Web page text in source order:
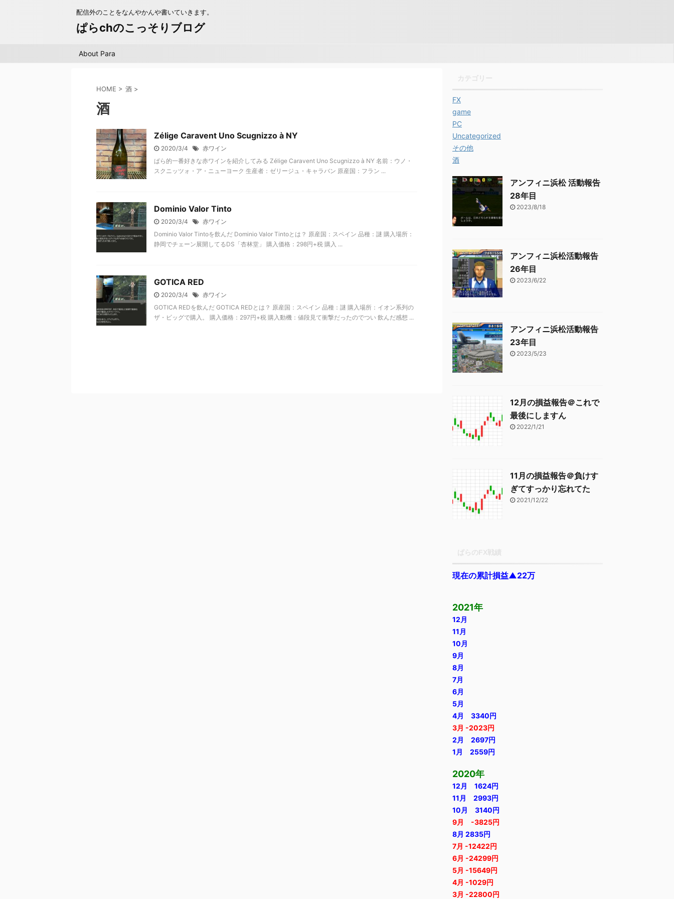
配信外のことをなんやかんや書いていきます。
ぱらchのこっそりブログ
About Para
HOME > 酒 >
酒
Zélige Caravent Uno Scugnizzo à NY
2020/3/4
赤ワイン
ぱら的一番好きな赤ワインを紹介してみる Zélige Caravent Uno Scugnizzo à NY 名前：ウノ・
スクニッツォ・ア・ニューヨーク 生産者：ゼリージュ・キャラバン 原産国：フラン ...
Dominio Valor Tinto
2020/3/4
赤ワイン
Dominio Valor Tintoを飲んだ Dominio Valor Tintoとは？ 原産国：スペイン 品種：謎 購入場所：
静岡でチェーン展開してるDS「杏林堂」 購入価格：298円+税 購入 ...
GOTICA RED
2020/3/4
赤ワイン
GOTICA REDを飲んだ GOTICA REDとは？ 原産国：スペイン 品種：謎 購入場所：イオン系列の
ザ・ビッグで購入。 購入価格：297円+税 購入動機：値段見て衝撃だったのでつい 飲んだ感想 ...
FX
game
PC
Uncategorized
その他
酒
アンフィニ浜松 活動報告
28年目
2023/8/18
アンフィニ浜松活動報告
26年目
2023/6/22
アンフィニ浜松活動報告
23年目
2023/5/23
12月の損益報告＠これで
最後にしますん
2022/1/21
11月の損益報告＠負けす
ぎてすっかり忘れてた
2021/12/22
現在の累計損益▲22万
2021年
12月
11月
10月
9月
8月
7月
6月
5月
4月 3340円
3月 -2023円
2月 2697円
1月 2559円
2020年
12月 1624円
11月 2993円
10月 3140円
9月 -3825円
8月 2835円
7月 -12422円
6月 -24299円
5月 -15649円
4月 -1029円
3月 -22800円